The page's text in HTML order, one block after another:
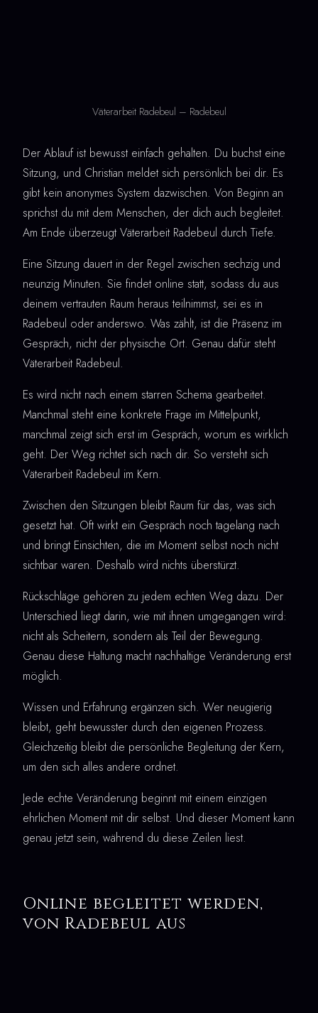
Väterarbeit Radebeul – Radebeul
Der Ablauf ist bewusst einfach gehalten. Du buchst eine
Sitzung, und Christian meldet sich persönlich bei dir. Es
gibt kein anonymes System dazwischen. Von Beginn an
sprichst du mit dem Menschen, der dich auch begleitet.
Am Ende überzeugt Väterarbeit Radebeul durch Tiefe.
Eine Sitzung dauert in der Regel zwischen sechzig und
neunzig Minuten. Sie findet online statt, sodass du aus
deinem vertrauten Raum heraus teilnimmst, sei es in
Radebeul oder anderswo. Was zählt, ist die Präsenz im
Gespräch, nicht der physische Ort. Genau dafür steht
Väterarbeit Radebeul.
Es wird nicht nach einem starren Schema gearbeitet.
Manchmal steht eine konkrete Frage im Mittelpunkt,
manchmal zeigt sich erst im Gespräch, worum es wirklich
geht. Der Weg richtet sich nach dir. So versteht sich
Väterarbeit Radebeul im Kern.
Zwischen den Sitzungen bleibt Raum für das, was sich
gesetzt hat. Oft wirkt ein Gespräch noch tagelang nach
und bringt Einsichten, die im Moment selbst noch nicht
sichtbar waren. Deshalb wird nichts überstürzt.
Rückschläge gehören zu jedem echten Weg dazu. Der
Unterschied liegt darin, wie mit ihnen umgegangen wird:
nicht als Scheitern, sondern als Teil der Bewegung.
Genau diese Haltung macht nachhaltige Veränderung erst
möglich.
Wissen und Erfahrung ergänzen sich. Wer neugierig
bleibt, geht bewusster durch den eigenen Prozess.
Gleichzeitig bleibt die persönliche Begleitung der Kern,
um den sich alles andere ordnet.
Jede echte Veränderung beginnt mit einem einzigen
ehrlichen Moment mit dir selbst. Und dieser Moment kann
genau jetzt sein, während du diese Zeilen liest.
Online begleitet werden,
von Radebeul aus